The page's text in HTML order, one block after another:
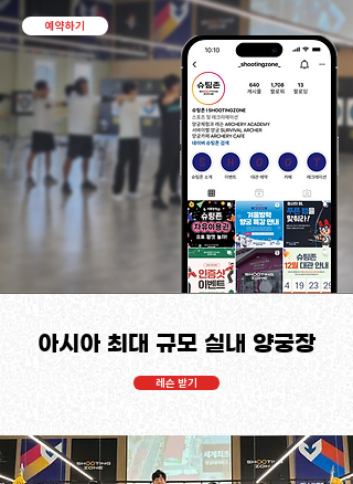
예약하기
아시아 최대 규모 실내 양궁장
레슨 받기